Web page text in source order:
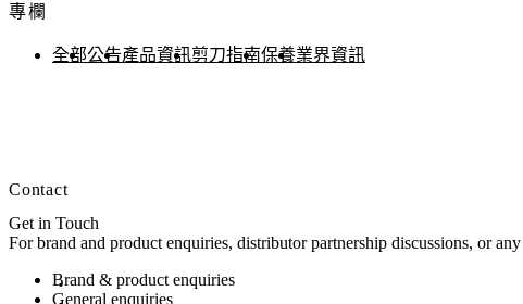
專欄
全部公告產品資訊剪刀指南保養業界資訊
Contact
Get in Touch
For brand and product enquiries, distributor partnership discussions, or
Brand & product enquiries
General enquiries